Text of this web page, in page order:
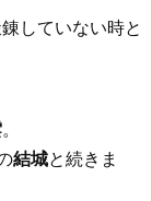
していない時と
。
結城と続きま